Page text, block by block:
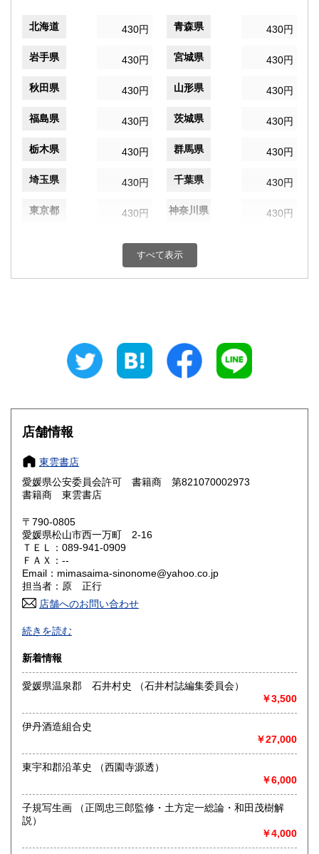
北海道 430円 青森県 430円
岩手県 430円 宮城県 430円
秋田県 430円 山形県 430円
福島県 430円 茨城県 430円
栃木県 430円 群馬県 430円
埼玉県 430円 千葉県 430円
東京都 430円 神奈川県 430円
430円 富山県
430円 三重県
大阪府
奈良県
鳥取県 430円 島根県
岡山県
山口県 430円
香川県 愛媛県
高知県 430円
佐賀県
熊本県 430円 大分県 430円
430円
沖縄県
すべて表示
店舗情報
東雲書店
愛媛県公安委員会許可 書籍商 第821070002973
書籍商 東雲書店
〒790-0805
愛媛県松山市西一万町 2-16
ＴＥＬ：089-941-0909
ＦＡＸ：--
Email：mimasaima-sinonome@yahoo.co.jp
担当者：原 正行
店舗へのお問い合わせ
-
沿線名：-
最寄駅：-
営業時間：営業日及び営業時間は不定期です。本をお譲り頂
ける場合やその他ご照会などがございましたら、メールでご
定休日：-
-
取り扱い分野
哲学宗教、歴史、社会科学、美術工芸、近代文献、趣味、古
書一般（その他）
続きを読む
新着情報
愛媛県温泉郡 石井村史 （石井村誌編集委員会）
￥3,500
伊丹酒造組合史
￥27,000
東宇和郡沿革史 （西園寺源透）
￥6,000
子規写生画 （正岡忠三郎監修・土方定一総論・和田茂樹解
説）
￥4,000